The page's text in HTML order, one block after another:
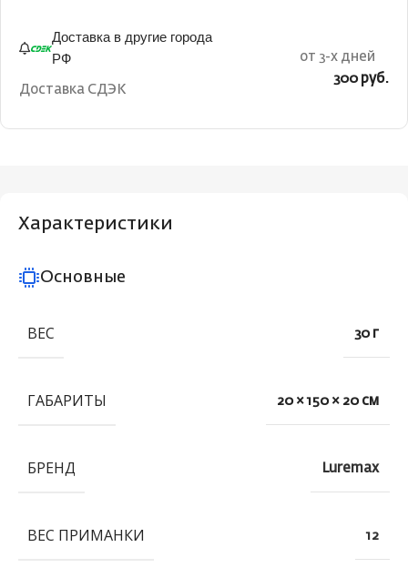
Доставка в другие города
РФ
Доставка СДЭК
от 3-х дней
300 руб.
Характеристики
Основные
ВЕС 30 г
ГАБАРИТЫ 20 × 150 × 20 см
БРЕНД Luremax
ВЕС ПРИМАНКИ 12